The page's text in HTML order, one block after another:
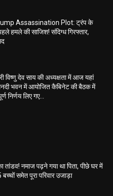
Assassination Plot: ट्रंप के
हमले की साजिश! संदिग्ध गिरफ्तार,
विष्णु देव साय की अध्यक्षता में आज यहां
भवन में आयोजित कैबिनेट की बैठक में
निर्णय लिए गए...
तांडव! नमाज पढ़ने गया था पिता, पीछे घर में
समेत पूरा परिवार उजाड़ा